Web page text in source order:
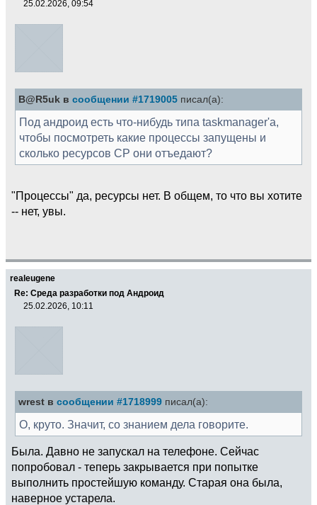
25.02.2026, 09:54
B@R5uk в сообщении #1719005 писал(а):
Под андроид есть что-нибудь типа taskmanager'а,
чтобы посмотреть какие процессы запущены и
сколько ресурсов CP они отъедают?
"Процессы" да, ресурсы нет. В общем, то что вы хотите
-- нет, увы.
realeugene
Re: Среда разработки под Андроид
25.02.2026, 10:11
wrest в сообщении #1718999 писал(а):
О, круто. Значит, со знанием дела говорите.
Была. Давно не запускал на телефоне. Сейчас
попробовал - теперь закрывается при попытке
выполнить простейшую команду. Старая она была,
наверное устарела.